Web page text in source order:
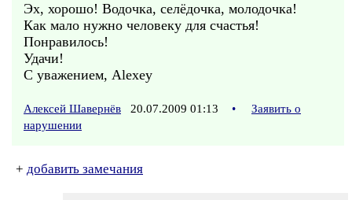
Эх, хорошо! Водочка, селёдочка, молодочка!
Как мало нужно человеку для счастья!
Понравилось!
Удачи!
С уважением, Alexey
Алексей Шавернёв 20.07.2009 01:13 •
Заявить о
нарушении
+ добавить замечания